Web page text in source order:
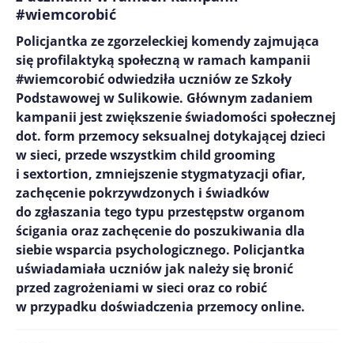
#wiemcorobić
Policjantka ze zgorzeleckiej komendy zajmująca
się profilaktyką społeczną w ramach kampanii
#wiemcorobić odwiedziła uczniów ze Szkoły
Podstawowej w Sulikowie. Głównym zadaniem
kampanii jest zwiększenie świadomości społecznej
dot. form przemocy seksualnej dotykającej dzieci
w sieci, przede wszystkim child grooming
i sextortion, zmniejszenie stygmatyzacji ofiar,
zachęcenie pokrzywdzonych i świadków
do zgłaszania tego typu przestępstw organom
ścigania oraz zachęcenie do poszukiwania dla
siebie wsparcia psychologicznego. Policjantka
uświadamiała uczniów jak należy się bronić
przed zagrożeniami w sieci oraz co robić
w przypadku doświadczenia przemocy online.